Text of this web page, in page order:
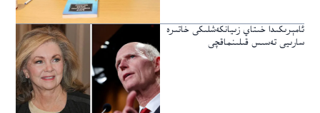
ئامېرىكىدا خىتاي زىيانكەشلىكى خاتىرە
سارىيى تەسىس قىلىنماقچى